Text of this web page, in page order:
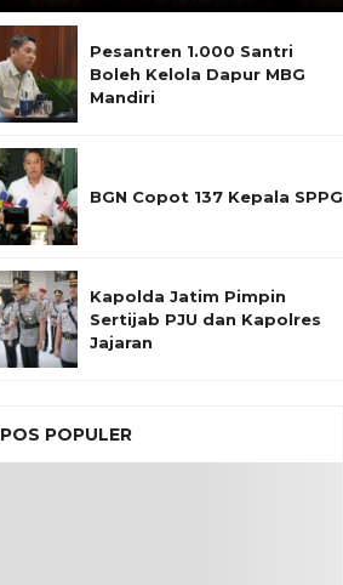
Pesantren 1.000 Santri
Boleh Kelola Dapur MBG
Mandiri
BGN Copot 137 Kepala SPPG
Kapolda Jatim Pimpin
Sertijab PJU dan Kapolres
Jajaran
POS POPULER